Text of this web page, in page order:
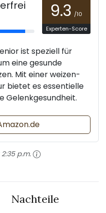
9.3 /10
Experten-Score
ist speziell für
eine gesunde
Mit einer weizen-
bietet es essentielle
Gelenkgesundheit.
p.m.
Nachteile